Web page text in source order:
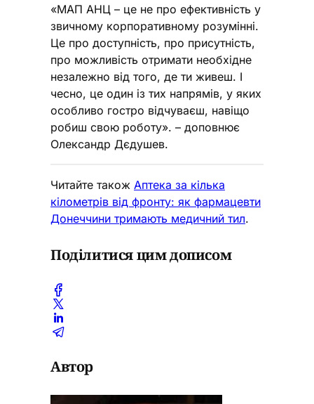
«МАП АНЦ – це не про ефективність у
звичному корпоративному розумінні.
Це про доступність, про присутність,
про можливість отримати необхідне
незалежно від того, де ти живеш. І
чесно, це один із тих напрямів, у яких
особливо гостро відчуваєш, навіщо
робиш свою роботу». – доповнює
Олександр Дєдушев.
Читайте також Аптека за кілька
кілометрів від фронту: як фармацевти
Донеччини тримають медичний тил.
Поділитися цим дописом
Автор